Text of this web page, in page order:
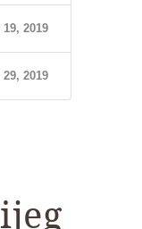
2019
2019